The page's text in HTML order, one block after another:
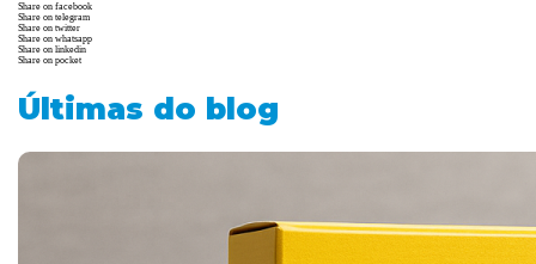
Share on facebook
Share on telegram
Share on twitter
Share on whatsapp
Share on linkedin
Share on pocket
Últimas do blog